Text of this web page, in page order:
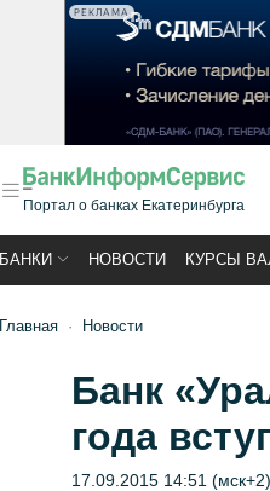
РЕКЛАМА
Портал о банках Екатеринбурга
БАНКИ НОВОСТИ КУРСЫ
Главная Новости
Банк
года
17.09.2015 14:51 (мск+2)